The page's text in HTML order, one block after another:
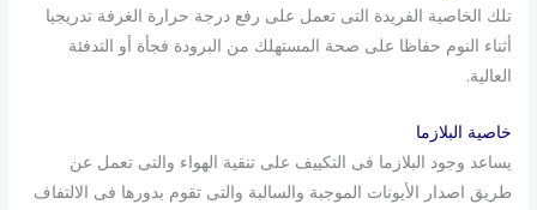
تلك الخاصية الفريدة التى تعمل على رفع درجة حرارة الغرفة تدريجيا
أثناء النوم حفاظا على صحة المستهلك من البرودة فجأة أو التدفئة
العالية.
خاصية البلازما
يساعد وجود البلازما فى التكييف على تنقية الهواء والتى تعمل عن
طريق اصدار الأيونات الموجبة والسالبة والتى تقوم بدورها فى الالتفاف